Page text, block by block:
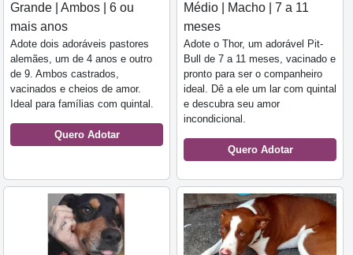
Grande | Ambos | 6 ou
mais anos
Adote dois adoráveis pastores
alemães, um de 4 anos e outro
de 9. Ambos castrados,
vacinados e cheios de amor.
Ideal para famílias com quintal.
Quero Adotar
Médio | Macho | 7 a 11
meses
Adote o Thor, um adorável Pit-
Bull de 7 a 11 meses, vacinado e
pronto para ser o companheiro
ideal. Dê a ele um lar com quintal
e descubra seu amor
incondicional.
Quero Adotar